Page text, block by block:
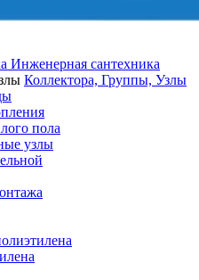
Инженерная сантехника
Коллектора, Группы, Узлы
пола
узлы